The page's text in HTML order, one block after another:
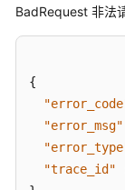
（2.0）
BadRequest 非法
{
"error_msg"
"trace_id"